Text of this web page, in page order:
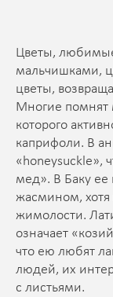
Цветы,
мальчишками,
цветы,
Многие помнят
которого
каприфоли. В
«honeysuckle»,
мед». В Баку ее
жасмином, хотя
жимолости.
означает
что ею любят
людей, их
с листьями.